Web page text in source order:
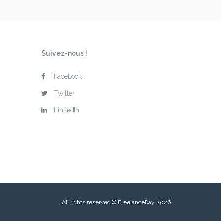
Suivez-nous !
Facebook
Twitter
LinkedIn
All rights reserved © FreelanceDay 2026